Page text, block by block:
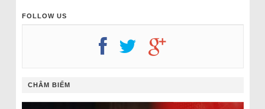
FOLLOW US
CHÂM BIẾM